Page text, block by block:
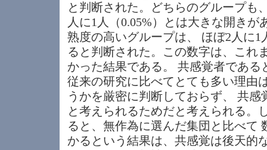
と判断された。どちらのグループも
人に1人（0.05%）とは大きな開きが
熟度の高いグループは、 ほぼ2人に1
ると判断された。この数字は、これ
かった結果である。 共感覚者である
従来の研究に比べてとても多い理由
うかを厳密に判断しておらず、 共
と考えられるためだと考えられる。
ると、無作為に選んだ集団と比べて
かるという結果は、共感覚は後天的